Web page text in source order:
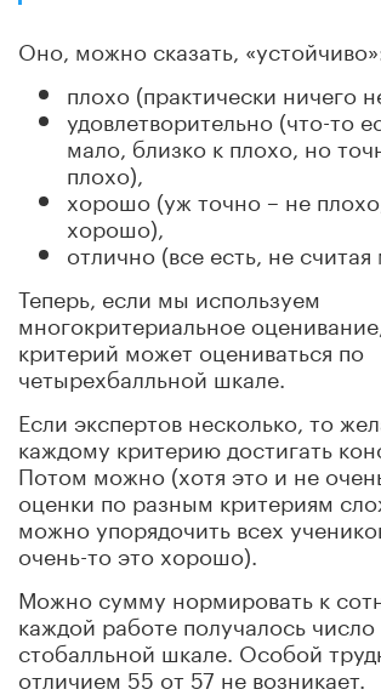
Оно, можно сказать,
плохо (практически ничего
удовлетворительно (что-то
мало, близко к плохо, но
плохо),
хорошо (уж точно – не
хорошо),
отлично (все есть, не считая
Теперь, если мы используем
многокритериальное
критерий может оцениваться по
четырехбалльной шкале.
Если экспертов несколько, то
каждому критерию достигать
Потом можно (хотя это и не
оценки по разным критериям
можно упорядочить всех
очень-то это хорошо).
Можно сумму нормировать к
каждой работе получалось
стобалльной шкале. Особой
отличием 55 от 57 не возникает.